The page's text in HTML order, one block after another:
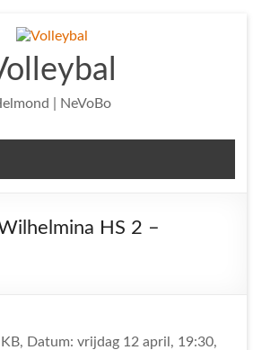
| NeVoBo
HS 2 –
Datum: vrijdag 12 april, 19:30,